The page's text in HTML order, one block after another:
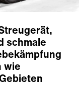
schmale
wie